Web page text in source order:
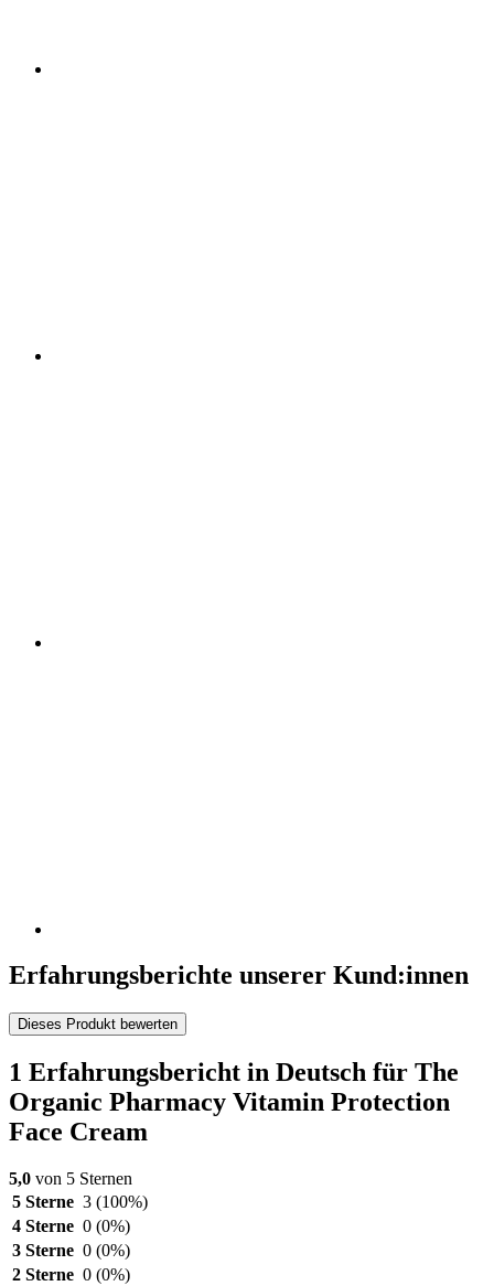
Erfahrungsberichte unserer Kund:innen
Dieses Produkt bewerten
1 Erfahrungsbericht in Deutsch für The
Organic Pharmacy Vitamin Protection
Face Cream
5,0 von 5 Sternen
5 Sterne 3 (100%)
4 Sterne 0 (0%)
3 Sterne 0 (0%)
2 Sterne 0 (0%)